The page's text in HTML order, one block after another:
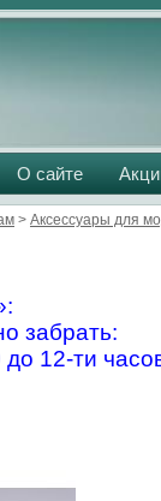
О сайте
> Аксессуары для
забрать:
12-ти